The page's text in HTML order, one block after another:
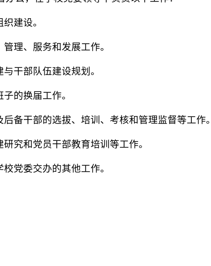
建设。
理、服务和发展工作。
干部队伍建设规划。
的换届工作。
备干部的选拔、培训、考核和管理监督等工作。
究和党员干部教育培训等工作。
党委交办的其他工作。